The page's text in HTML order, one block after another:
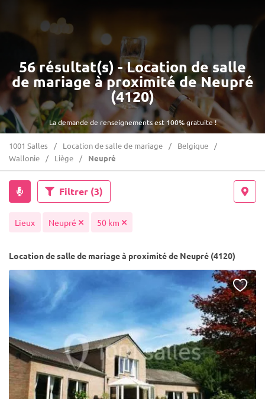
La demande de renseignements est 100% gratuite !
56 résultat(s) - Location de salle
de mariage à proximité de Neupré
(4120)
1001 Salles Location de salle de mariage
Belgique
Wallonie
Liège Neupré
Filtrer (3)
Lieux Neupré 50 km
Location de salle de mariage à proximité de Neupré (4120)